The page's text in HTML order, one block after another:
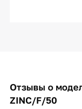
Отзывы о
ZINC/F/50